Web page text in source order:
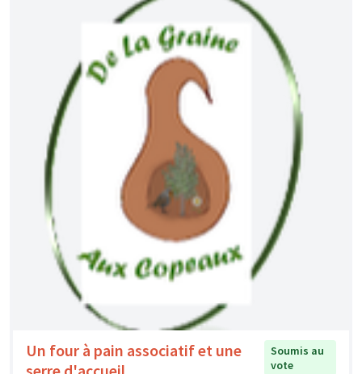
Un four à pain associatif et une
Soumis au
vote